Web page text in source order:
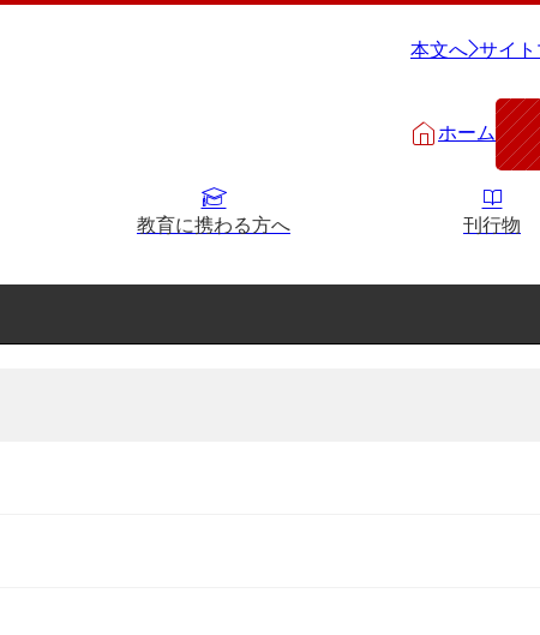
本文へ サイ
ホーム
教育に携わる方へ 刊行物